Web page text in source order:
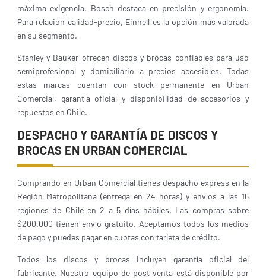
máxima exigencia. Bosch destaca en precisión y ergonomía.
Para relación calidad-precio, Einhell es la opción más valorada
en su segmento.
Stanley y Bauker ofrecen discos y brocas confiables para uso
semiprofesional y domiciliario a precios accesibles. Todas
estas marcas cuentan con stock permanente en Urban
Comercial, garantía oficial y disponibilidad de accesorios y
repuestos en Chile.
DESPACHO Y GARANTÍA DE DISCOS Y
BROCAS EN URBAN COMERCIAL
Comprando en Urban Comercial tienes despacho express en la
Región Metropolitana (entrega en 24 horas) y envíos a las 16
regiones de Chile en 2 a 5 días hábiles. Las compras sobre
$200.000 tienen envío gratuito. Aceptamos todos los medios
de pago y puedes pagar en cuotas con tarjeta de crédito.
Todos los discos y brocas incluyen garantía oficial del
fabricante. Nuestro equipo de post venta está disponible por